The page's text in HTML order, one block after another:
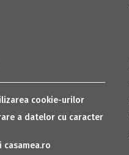
cookie-urilor
a datelor cu caracter
casamea.ro